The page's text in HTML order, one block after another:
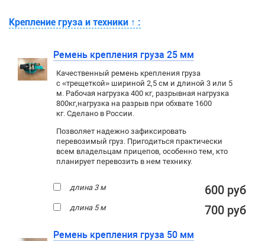
Крепление груза и техники ↑ :
Ремень крепления груза 25 мм
Качественный ремень крепления груза
с «трещеткой» шириной 2,5 см и длиной 3 или 5
м. Рабочая нагрузка 400 кг, разрывная нагрузка
800кг,нагрузка на разрыв при обхвате 1600
кг. Сделано в России.
Позволяет надежно зафиксировать
перевозимый груз. Пригодиться практически
всем владельцам прицепов, особенно тем, кто
планирует перевозить в нем технику.
длина 3 м 600 руб
длина 5 м 700 руб
Ремень крепления груза 50 мм